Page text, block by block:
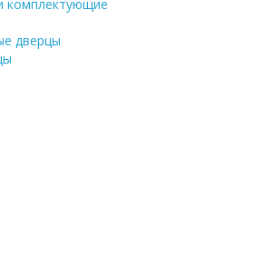
комплектующие
дверцы